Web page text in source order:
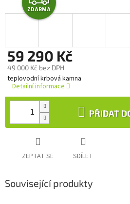
D
R
M
A
ZDARMA
59 290 Kč
49 000 Kč bez DPH
Měrná
cena:
PŘIDAT
teplovodní krbová kamna
Detailní informace
ZEPTAT SE SDÍLET
Související produkty